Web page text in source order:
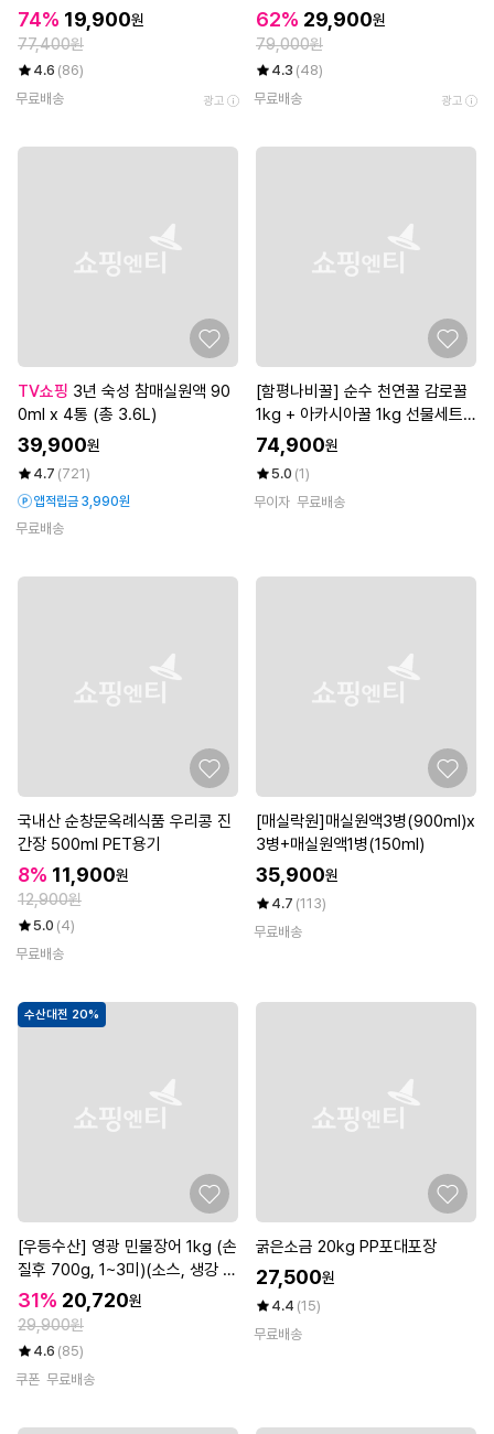
개월분
74% 19,900원
77,400원
4.6 (86)
무료배송
광고
62% 29,900원
79,000원
4.3 (48)
무료배송
광고
TV쇼핑
0ml x 4통 (총 3.6L)
39,900원
4.7 (721)
앱적립금 3,990원
무료배송
[함평나비꿀] 순수 천연꿀 감로꿀
1kg + 아카시아꿀 1kg 선물세트 /
천연벌꿀 성적서 동봉
74,900원
5.0 (1)
무이자 무료배송
국내산 순창문옥례식품 우리콩 진
간장 500ml PET용기
8% 11,900원
12,900원
5.0 (4)
무료배송
[매실락원]매실원액3병(900ml)x
3병+매실원액1병(150ml)
35,900원
4.7 (113)
무료배송
수산대전 20%
[우등수산] 영광 민물장어 1kg (손
질후 700g, 1~3미)(소스, 생강 포
함)(+장어즙 2포 증정)
31% 20,720원
29,900원
4.6 (85)
쿠폰 무료배송
굵은소금 20kg PP포대포장
27,500원
4.4 (15)
무료배송